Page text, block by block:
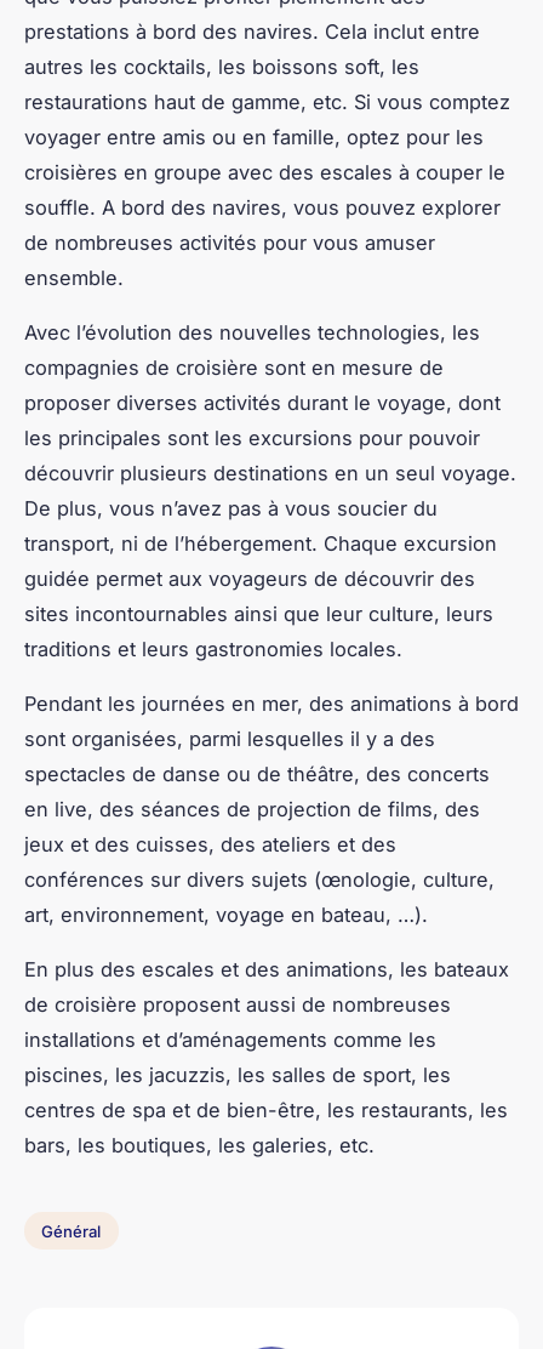
prestations à bord des navires. Cela inclut entre
autres les cocktails, les boissons soft, les
restaurations haut de gamme, etc. Si vous comptez
voyager entre amis ou en famille, optez pour les
croisières en groupe avec des escales à couper le
souffle. A bord des navires, vous pouvez explorer
de nombreuses activités pour vous amuser
ensemble.
Avec l’évolution des nouvelles technologies, les
compagnies de croisière sont en mesure de
proposer diverses activités durant le voyage, dont
les principales sont les excursions pour pouvoir
découvrir plusieurs destinations en un seul voyage.
De plus, vous n’avez pas à vous soucier du
transport, ni de l’hébergement. Chaque excursion
guidée permet aux voyageurs de découvrir des
sites incontournables ainsi que leur culture, leurs
traditions et leurs gastronomies locales.
Pendant les journées en mer, des animations à bord
sont organisées, parmi lesquelles il y a des
spectacles de danse ou de théâtre, des concerts
en live, des séances de projection de films, des
jeux et des cuisses, des ateliers et des
conférences sur divers sujets (œnologie, culture,
art, environnement, voyage en bateau, …).
En plus des escales et des animations, les bateaux
de croisière proposent aussi de nombreuses
installations et d’aménagements comme les
piscines, les jacuzzis, les salles de sport, les
centres de spa et de bien-être, les restaurants, les
bars, les boutiques, les galeries, etc.
Général